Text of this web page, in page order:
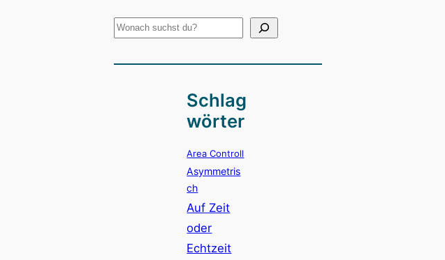
S
c
Schlag
wörter
Area Controll
Asymmetris
ch
Auf Zeit
oder
Echtzeit